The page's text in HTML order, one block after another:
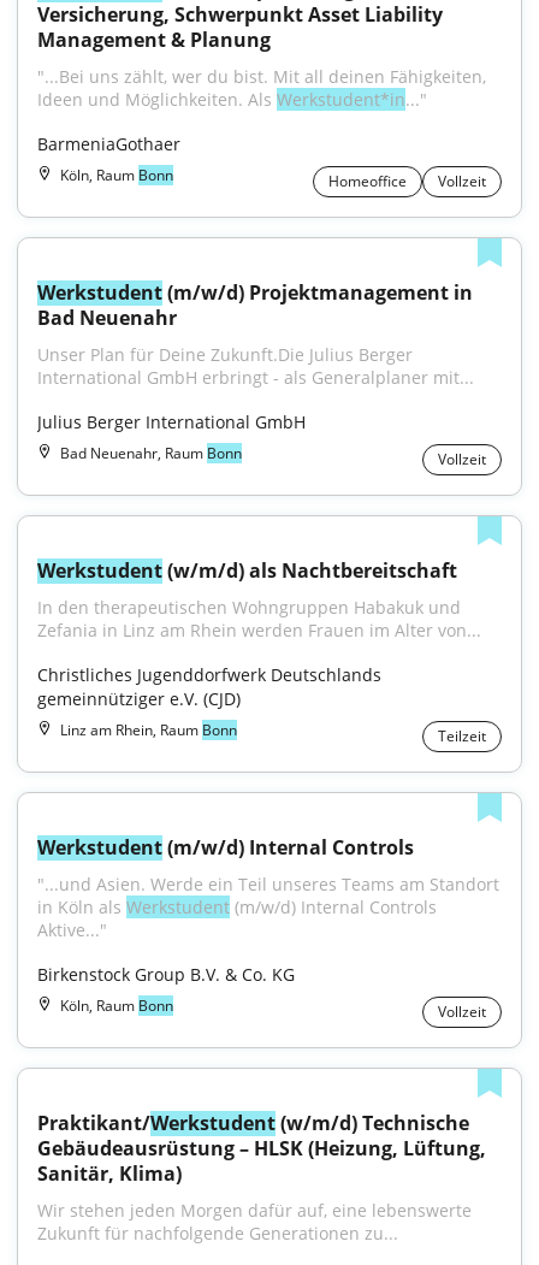
Versicherung, Schwerpunkt Asset Liability
Management & Planung
"...Bei uns zählt, wer du bist. Mit all deinen Fähigkeiten,
Ideen und Möglichkeiten. Als Werkstudent*in..."
BarmeniaGothaer
Köln, Raum Bonn Homeoffice Vollzeit
Werkstudent (m/w/d) Projektmanagement in
Bad Neuenahr
Unser Plan für Deine Zukunft.Die Julius Berger
International GmbH erbringt - als Generalplaner mit...
Julius Berger International GmbH
Bad Neuenahr, Raum Bonn Vollzeit
Werkstudent (w/m/d) als Nachtbereitschaft
In den therapeutischen Wohngruppen Habakuk und
Zefania in Linz am Rhein werden Frauen im Alter von...
Christliches Jugenddorfwerk Deutschlands
gemeinnütziger e.V. (CJD)
Linz am Rhein, Raum Bonn Teilzeit
Werkstudent (m/w/d) Internal Controls
"...und Asien. Werde ein Teil unseres Teams am Standort
in Köln als Werkstudent (m/w/d) Internal Controls
Aktive..."
Birkenstock Group B.V. & Co. KG
Köln, Raum Bonn Vollzeit
Praktikant/Werkstudent (w/m/d) Technische
Gebäudeausrüstung – HLSK (Heizung, Lüftung,
Sanitär, Klima)
Wir stehen jeden Morgen dafür auf, eine lebenswerte
Zukunft für nachfolgende Generationen zu...